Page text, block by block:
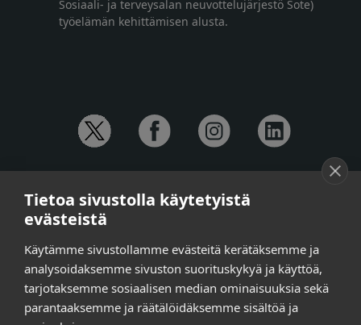
Sosiaali- ja terveysalan neuvottelujärjestö Sote)
työelämän kehittämisen alusta.
Anna-Mari Jaanu, kehittämispäällikkö,
puh. +358 50 572 4620
Henna Honkalo,
viestintäpäällikkö,
puh. +358 50 479 6618
Ilari Raiski, viestintä- ja tapahtumakoordinaattori,
puh. +358 45 130 3832
Tietoa sivustolla käytetyistä
evästeistä
Käytämme sivustollamme evästeitä kerätäksemme ja
analysoidaksemme sivuston suorituskykyä ja käyttöä,
tarjotaksemme sosiaalisen median ominaisuuksia sekä
parantaaksemme ja räätälöidäksemme sisältöä ja